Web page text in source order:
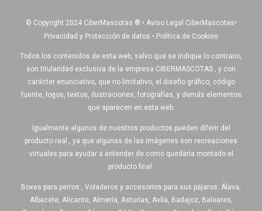
© Copyright 2024 CiberMascotas ® • Aviso Legal CiberMascotas•
Privacidad y Protección de datos • Política de Cookies
Todos los contenidos de esta web, salvo que se indique lo contrario,
son titularidad exclusiva de la empresa CIBERMASCOTAS , y con
carácter enunciativo, que no limitativo, el diseño gráfico, código
fuente, logos, textos, ilustraciones, fotografías, y demás elementos
que aparecen en esta web.
Igualmente algunos de nuestros productos pueden diferir del
producto real , ya que algunas de las imágenes son recreaciones
virtuales para ayudar a entender de como quedaría montado el
producto final.
Boxes para perros , Voladeros y accesorios para sus pájaros: Álava,
Albacete, Alicante, Almería, Asturias, Avila, Badajoz, Baleares,